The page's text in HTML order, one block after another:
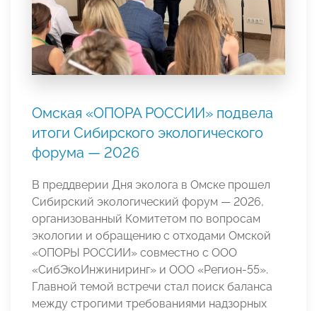
Омская «ОПОРА РОССИИ» подвела
итоги Сибирского экологического
форума — 2026
В преддверии Дня эколога в Омске прошел
Сибирский экологический форум — 2026,
организованный Комитетом по вопросам
экологии и обращению с отходами Омской
«ОПОРЫ РОССИИ» совместно с ООО
«СибЭкоИнжиниринг» и ООО «Регион-55».
Главной темой встречи стал поиск баланса
между строгими требованиями надзорных